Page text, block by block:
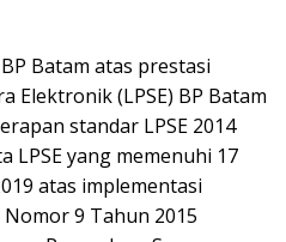
Batam atas prestasi
Elektronik (LPSE) BP Batam
standar LPSE 2014
LPSE yang memenuhi 17
atas implementasi
Nomor 9 Tahun 2015